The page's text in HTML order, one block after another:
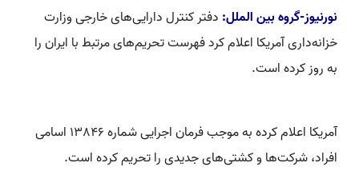
نورنیوز-گروه بین الملل: دفتر کنترل دارایی‌های خارجی وزارت
خزانه‌داری آمریکا اعلام کرد فهرست تحریم‌های مرتبط با ایران را
به روز کرده است.
آمریکا اعلام کرده به موجب فرمان اجرایی شماره 13846 اسامی
افراد، شرکت‌ها و کشتی‌های جدیدی را تحریم کرده است.